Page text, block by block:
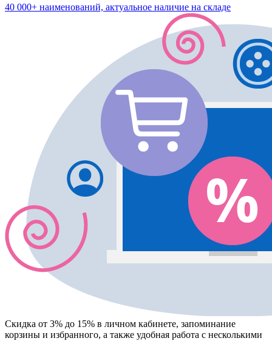
40 000+ наименований, актуальное наличие на складе
Скидка от 3% до 15% в личном кабинете, запоминание
корзины и избранного, а также удобная работа с несколькими